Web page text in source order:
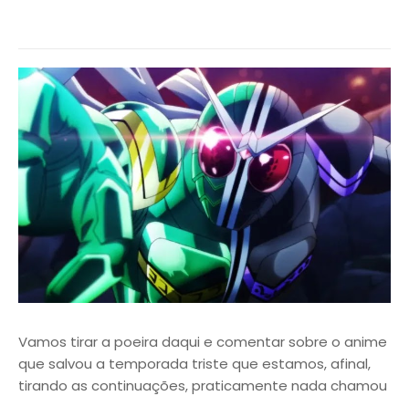
Vamos tirar a poeira daqui e comentar sobre o anime
que salvou a temporada triste que estamos, afinal,
tirando as continuações, praticamente nada chamou